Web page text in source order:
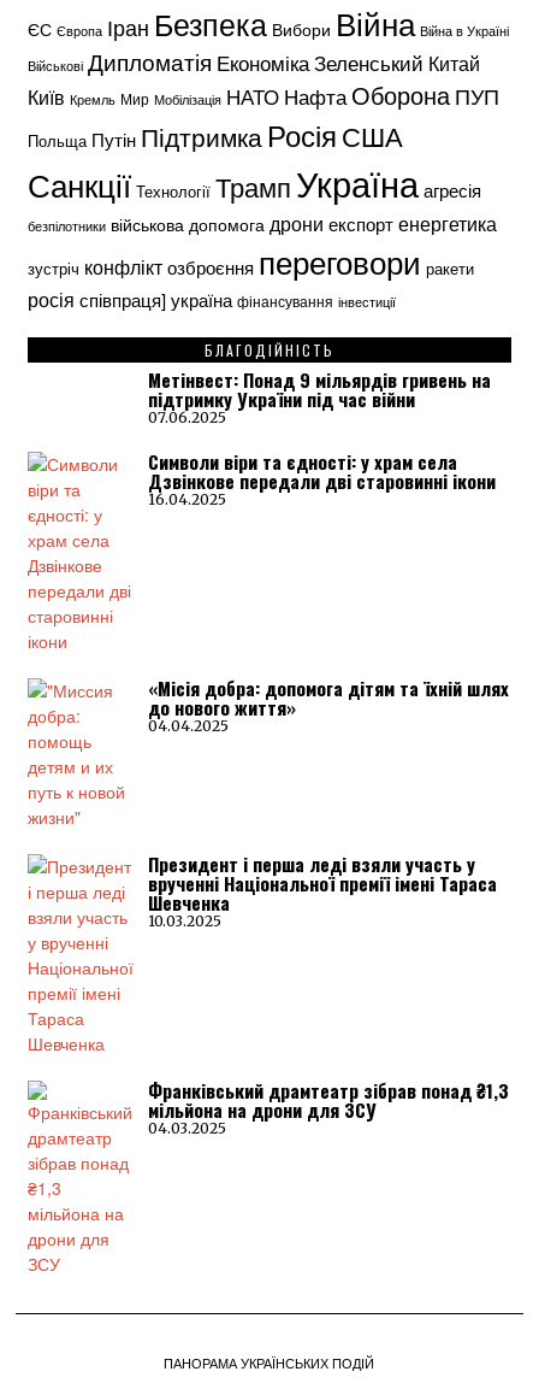
ЄС Європа Іран Безпека Вибори Війна Війна в Україні
Військові Дипломатія ЕкономікаЗеленський Китай
Київ Кремль Мир Мобілізація НАТО НафтаОборонаПУП
Польща Путін Підтримка РосіяСША
Санкції Технології ТрампУкраїнаагресія
безпілотники військова допомога дрони експорт енергетика
зустріч конфлікт озброєння переговори ракети
росія співпраця] україна фінансування інвестиції
БЛАГОДІЙНІСТЬ
Метінвест: Понад 9 мільярдів гривень на
підтримку України під час війни
07.06.2025
Символи віри та єдності: у храм села
Дзвінкове передали дві старовинні ікони
16.04.2025
«Місія добра: допомога дітям та їхній шлях
до нового життя»
04.04.2025
Президент і перша леді взяли участь у
врученні Національної премії імені Тараса
Шевченка
10.03.2025
Франківський драмтеатр зібрав понад ₴1,3
мільйона на дрони для ЗСУ
04.03.2025
ПАНОРАМА УКРАЇНСЬКИХ ПОДІЙ